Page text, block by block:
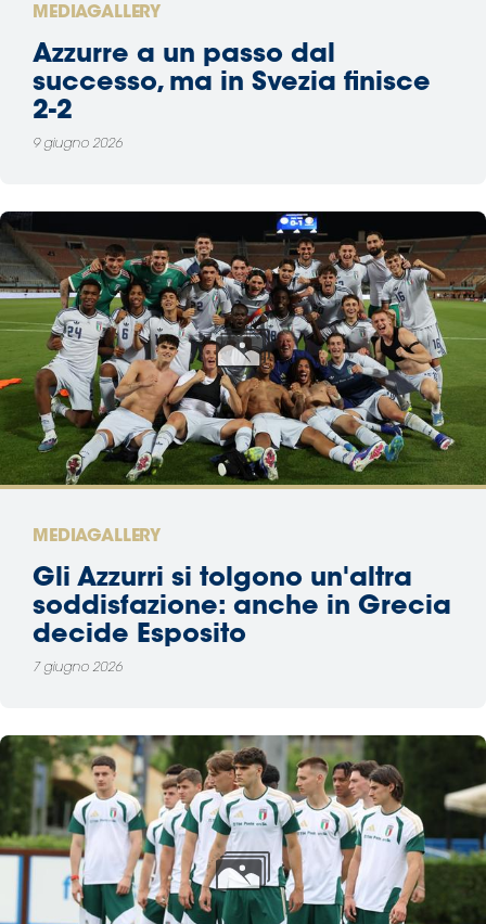
MEDIAGALLERY
Azzurre a un passo dal
successo, ma in Svezia finisce
2-2
9 giugno 2026
MEDIAGALLERY
Gli Azzurri si tolgono un'altra
soddisfazione: anche in Grecia
decide Esposito
7 giugno 2026